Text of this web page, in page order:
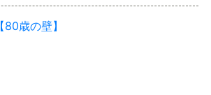
【80歳の壁】